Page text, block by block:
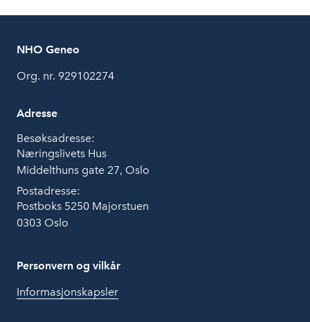
NHO Geneo
Org. nr. 929102274
Adresse
Besøksadresse:
Næringslivets Hus
Middelthuns gate 27, Oslo
Postadresse:
Postboks 5250 Majorstuen
0303 Oslo
Personvern og vilkår
Informasjonskapsler